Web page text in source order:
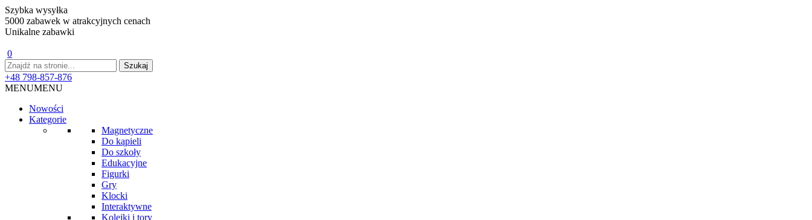
Szybka wysyłka
5000 zabawek w atrakcyjnych cenach
Unikalne zabawki
0
+48 798-857-876
MENUMENU
Nowości
Kategorie
Magnetyczne
Do kąpieli
Do szkoły
Edukacyjne
Figurki
Gry
Klocki
Interaktywne
Kolejki i tory